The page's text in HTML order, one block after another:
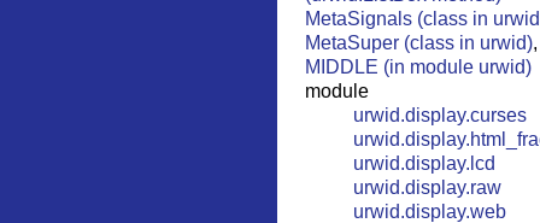
MetaSignals (class in
MetaSuper (class in urwid)
MIDDLE (in module urwid)
module
urwid.display.curses
urwid.display.lcd
urwid.display.raw
urwid.display.web